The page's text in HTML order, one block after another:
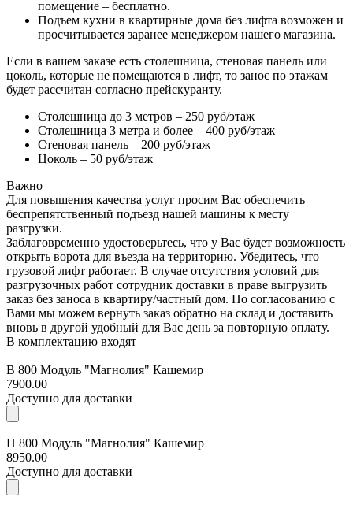
помещение – бесплатно.
Подъем кухни в квартирные дома без лифта возможен и
просчитывается заранее менеджером нашего магазина.
Если в вашем заказе есть столешница, стеновая панель или
цоколь, которые не помещаются в лифт, то занос по этажам
будет рассчитан согласно прейскуранту.
Столешница до 3 метров – 250 руб/этаж
Столешница 3 метра и более – 400 руб/этаж
Стеновая панель – 200 руб/этаж
Цоколь – 50 руб/этаж
Важно
Для повышения качества услуг просим Вас обеспечить
беспрепятственный подъезд нашей машины к месту
разгрузки.
Заблаговременно удостоверьтесь, что у Вас будет возможность
открыть ворота для въезда на территорию. Убедитесь, что
грузовой лифт работает. В случае отсутствия условий для
разгрузочных работ сотрудник доставки в праве выгрузить
заказ без заноса в квартиру/частный дом. По согласованию с
Вами мы можем вернуть заказ обратно на склад и доставить
вновь в другой удобный для Вас день за повторную оплату.
В комплектацию входят
В 800 Модуль "Магнолия" Кашемир
7900.00
Доступно для доставки
Н 800 Модуль "Магнолия" Кашемир
8950.00
Доступно для доставки